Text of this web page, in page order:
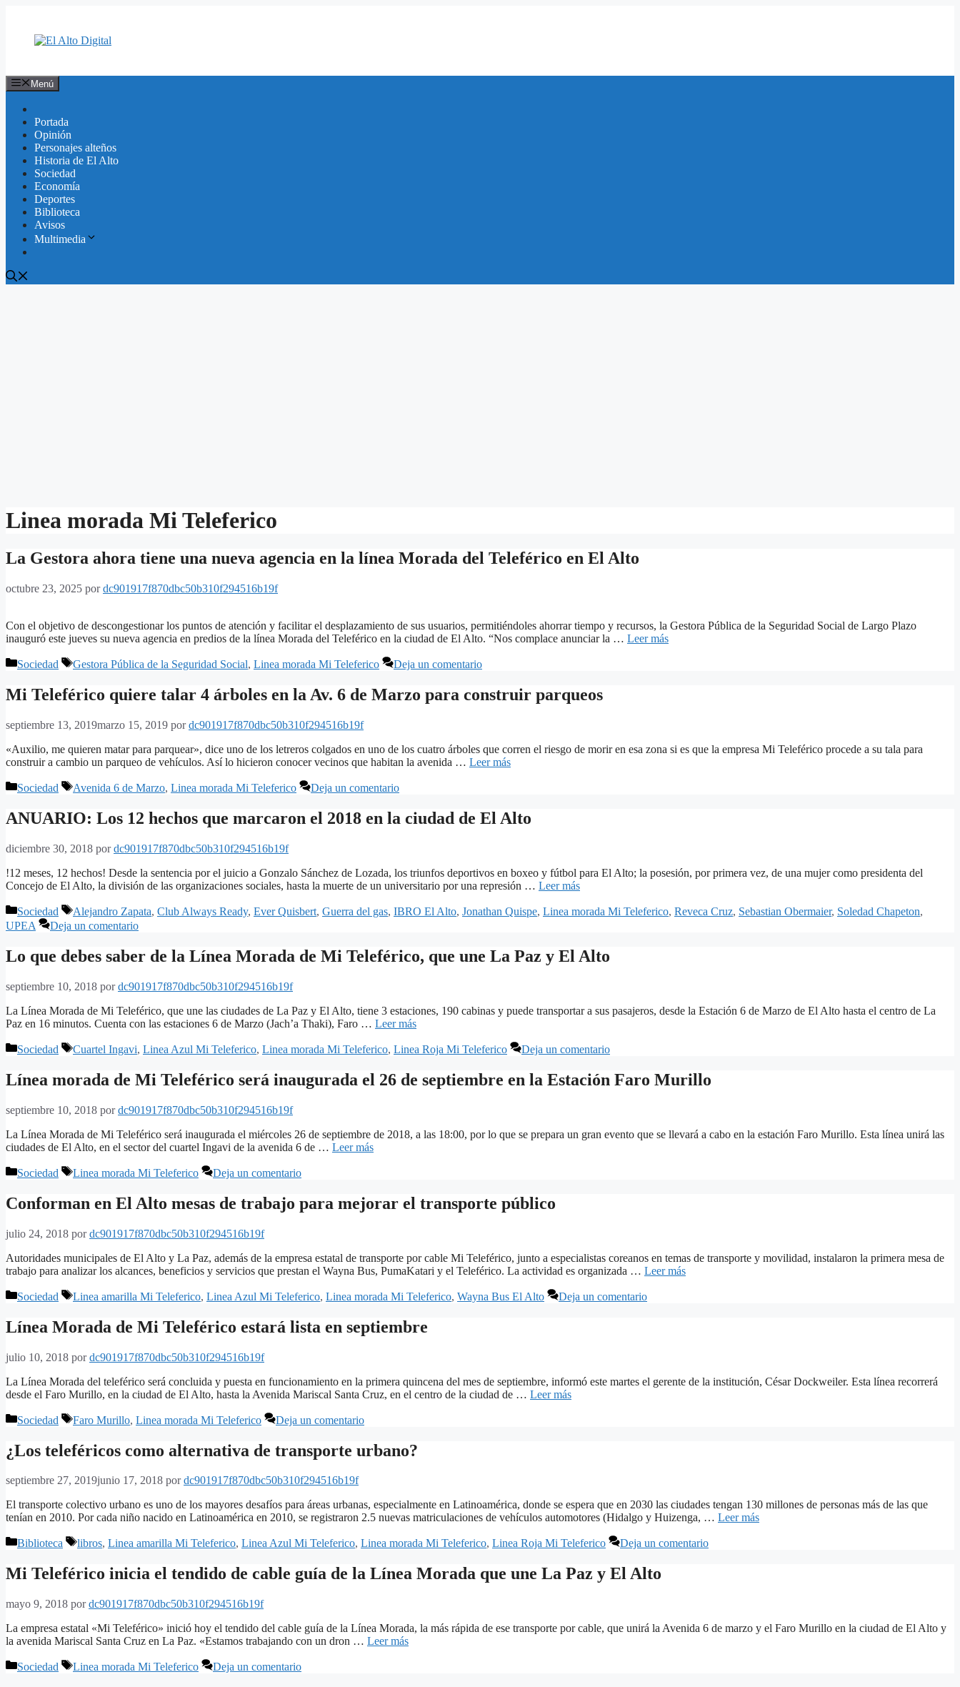
contenido
Menú
Portada
Opinión
Personajes alteños
Historia de El Alto
Sociedad
Economía
Deportes
Biblioteca
Avisos
Multimedia
Linea morada Mi Teleferico
La Gestora ahora tiene una nueva agencia en la línea Morada del Teleférico en El Alto
octubre 23, 2025 pordc901917f870dbc50b310f294516b19f
Con el objetivo de descongestionar los puntos de atención y facilitar el desplazamiento de sus usuarios, permitiéndoles ahorrar tiempo y recursos, la Gestora Pública de la Seguridad Social de Largo Plazo
inauguró este jueves su nueva agencia en predios de la línea Morada del Teleférico en la ciudad de El Alto. “Nos complace anunciar la … Leer más
Categorías
Sociedad Etiquetas
Gestora Pública de la Seguridad Social, Linea morada Mi Teleferico Deja un comentario
Mi Teleférico quiere talar 4 árboles en la Av. 6 de Marzo para construir parqueos
septiembre 13, 2019marzo 15, 2019 pordc901917f870dbc50b310f294516b19f
«Auxilio, me quieren matar para parquear», dice uno de los letreros colgados en uno de los cuatro árboles que corren el riesgo de morir en esa zona si es que la empresa Mi Teleférico procede a su tala para
construir a cambio un parqueo de vehículos. Así lo hicieron conocer vecinos que habitan la avenida … Leer más
Categorías
Sociedad Etiquetas
Avenida 6 de Marzo, Linea morada Mi Teleferico Deja un comentario
ANUARIO: Los 12 hechos que marcaron el 2018 en la ciudad de El Alto
diciembre 30, 2018 pordc901917f870dbc50b310f294516b19f
!12 meses, 12 hechos! Desde la sentencia por el juicio a Gonzalo Sánchez de Lozada, los triunfos deportivos en boxeo y fútbol para El Alto; la posesión, por primera vez, de una mujer como presidenta del
Concejo de El Alto, la división de las organizaciones sociales, hasta la muerte de un universitario por una represión … Leer más
Categorías
Sociedad Etiquetas
Alejandro Zapata, Club Always Ready, Ever Quisbert, Guerra del gas, IBRO El Alto, Jonathan Quispe, Linea morada Mi Teleferico, Reveca Cruz, Sebastian Obermaier, Soledad Chapeton,
UPEA
Deja un comentario
Lo que debes saber de la Línea Morada de Mi Teleférico, que une La Paz y El Alto
septiembre 10, 2018 pordc901917f870dbc50b310f294516b19f
La Línea Morada de Mi Teleférico, que une las ciudades de La Paz y El Alto, tiene 3 estaciones, 190 cabinas y puede transportar a sus pasajeros, desde la Estación 6 de Marzo de El Alto hasta el centro de La
Paz en 16 minutos. Cuenta con las estaciones 6 de Marzo (Jach’a Thaki), Faro … Leer más
Categorías
Sociedad Etiquetas
Cuartel Ingavi, Linea Azul Mi Teleferico, Linea morada Mi Teleferico, Linea Roja Mi Teleferico Deja un comentario
Línea morada de Mi Teleférico será inaugurada el 26 de septiembre en la Estación Faro Murillo
septiembre 10, 2018 pordc901917f870dbc50b310f294516b19f
La Línea Morada de Mi Teleférico será inaugurada el miércoles 26 de septiembre de 2018, a las 18:00, por lo que se prepara un gran evento que se llevará a cabo en la estación Faro Murillo. Esta línea unirá las
ciudades de El Alto, en el sector del cuartel Ingavi de la avenida 6 de … Leer más
Categorías
Sociedad Etiquetas
Linea morada Mi Teleferico Deja un comentario
Conforman en El Alto mesas de trabajo para mejorar el transporte público
julio 24, 2018 pordc901917f870dbc50b310f294516b19f
Autoridades municipales de El Alto y La Paz, además de la empresa estatal de transporte por cable Mi Teleférico, junto a especialistas coreanos en temas de transporte y movilidad, instalaron la primera mesa de
trabajo para analizar los alcances, beneficios y servicios que prestan el Wayna Bus, PumaKatari y el Teleférico. La actividad es organizada … Leer más
Categorías
Sociedad Etiquetas
Linea amarilla Mi Teleferico, Linea Azul Mi Teleferico, Linea morada Mi Teleferico, Wayna Bus El Alto Deja un comentario
Línea Morada de Mi Teleférico estará lista en septiembre
julio 10, 2018 pordc901917f870dbc50b310f294516b19f
La Línea Morada del teleférico será concluida y puesta en funcionamiento en la primera quincena del mes de septiembre, informó este martes el gerente de la institución, César Dockweiler. Esta línea recorrerá
desde el Faro Murillo, en la ciudad de El Alto, hasta la Avenida Mariscal Santa Cruz, en el centro de la ciudad de … Leer más
Categorías
Sociedad Etiquetas
Faro Murillo, Linea morada Mi Teleferico Deja un comentario
¿Los teleféricos como alternativa de transporte urbano?
septiembre 27, 2019junio 17, 2018 pordc901917f870dbc50b310f294516b19f
El transporte colectivo urbano es uno de los mayores desafíos para áreas urbanas, especialmente en Latinoamérica, donde se espera que en 2030 las ciudades tengan 130 millones de personas más de las que
tenían en 2010. Por cada niño nacido en Latinoamérica en 2010, se registraron 2.5 nuevas matriculaciones de vehículos automotores (Hidalgo y Huizenga, … Leer más
Categorías
Biblioteca Etiquetas
libros, Linea amarilla Mi Teleferico, Linea Azul Mi Teleferico, Linea morada Mi Teleferico, Linea Roja Mi Teleferico Deja un comentario
Mi Teleférico inicia el tendido de cable guía de la Línea Morada que une La Paz y El Alto
mayo 9, 2018 pordc901917f870dbc50b310f294516b19f
La empresa estatal «Mi Teleférico» inició hoy el tendido del cable guía de la Línea Morada, la más rápida de ese transporte por cable, que unirá la Avenida 6 de marzo y el Faro Murillo en la ciudad de El Alto y
la avenida Mariscal Santa Cruz en La Paz. «Estamos trabajando con un dron … Leer más
Categorías
Sociedad Etiquetas
Linea morada Mi Teleferico Deja un comentario